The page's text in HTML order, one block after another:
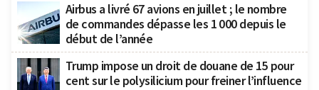
Airbus a livré 67 avions en juillet ; le nombre
de commandes dépasse les 1 000 depuis le
début de l’année
Trump impose un droit de douane de 15 pour
cent sur le polysilicium pour freiner l’influence